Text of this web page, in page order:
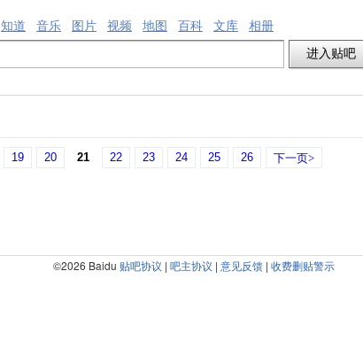
知道 音乐 图片 视频 地图 百科 文库 相册
19 20 21 22 23 24 25 26 下一页>
©2026 Baidu 贴吧协议 | 吧主协议 | 意见反馈 | 收费删贴警示